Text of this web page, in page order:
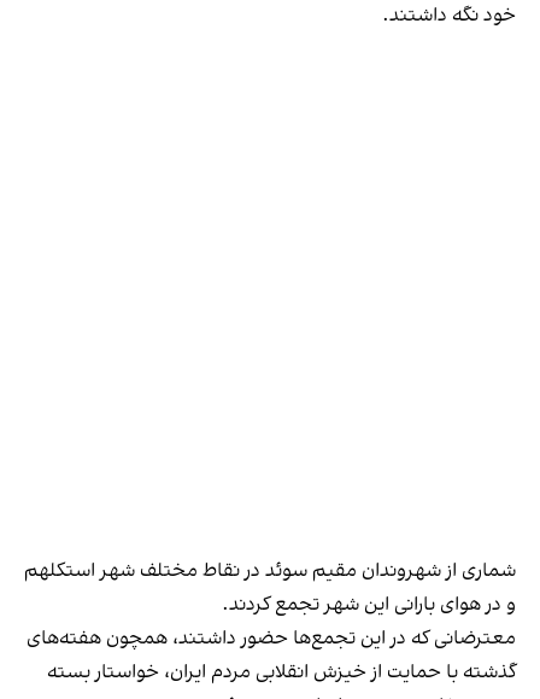
خود نگه داشتند.
شماری از شهروندان مقیم سوئد در نقاط مختلف شهر استکلهم
و در هوای بارانی این شهر تجمع کردند.
معترضانی که در این تجمع‌ها حضور داشتند، همچون هفته‌های
گذشته با حمایت از خیزش انقلابی مردم ایران، خواستار بسته